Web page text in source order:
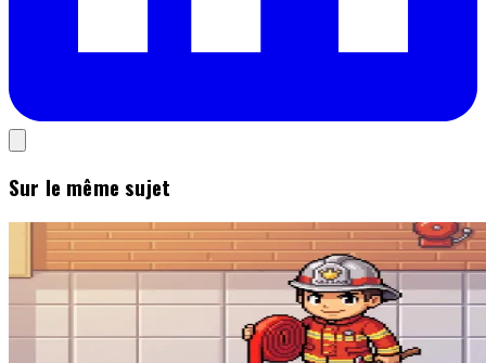
Sur le même sujet